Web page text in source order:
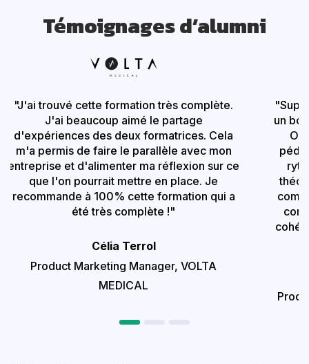
Témoignages d’alumni
"J'ai trouvé cette formation très complète.
J'ai beaucoup aimé le partage
d'expériences des deux formatrices. Cela
m'a permis de faire le parallèle avec mon
entreprise et d'alimenter ma réflexion sur ce
que l'on pourrait mettre en place. Je
recommande à 100% cette formation qui a
été très complète !"
Célia Terrol
Product Marketing Manager, VOLTA
MEDICAL
"
un
On